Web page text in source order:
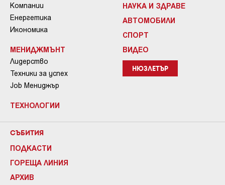
Компании
Енергетика
Икономика
МЕНИДЖМЪНТ
Лидерство
Техники за успех
Job Мениджър
ТЕХНОЛОГИИ
НАУКА И ЗДРАВЕ
АВТОМОБИЛИ
СПОРТ
ВИДЕО
НЮЗЛЕТЪР
СЪБИТИЯ
ПОДКАСТИ
ГОРЕЩА ЛИНИЯ
АРХИВ